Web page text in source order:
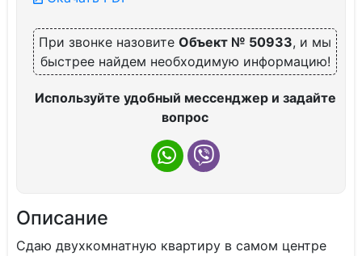
При звонке назовите Объект № 50933, и мы
быстрее найдем необходимую информацию!
Используйте удобный мессенджер и задайте
вопрос
Описание
Сдаю двухкомнатную квартиру в самом центре